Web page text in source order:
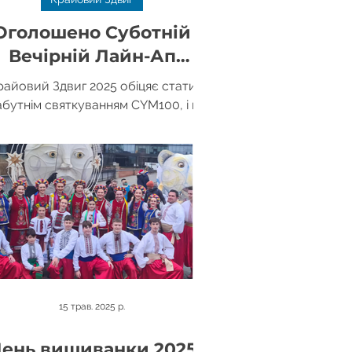
Суботній
Вечірній Лайн-Ап
Здвигу 2025
Здвиг 2025 обіцяє стати
святкуванням CYM100, і ми
на бенд-стейджі в суботній...
15 трав. 2025 р.